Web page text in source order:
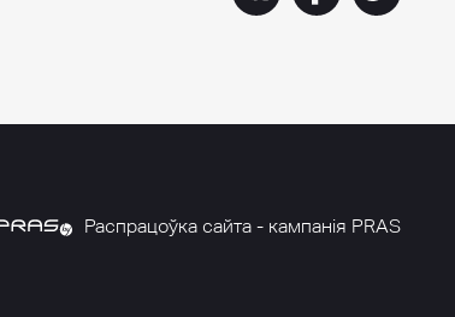
Распрацоўка сайта - кампанія PRAS